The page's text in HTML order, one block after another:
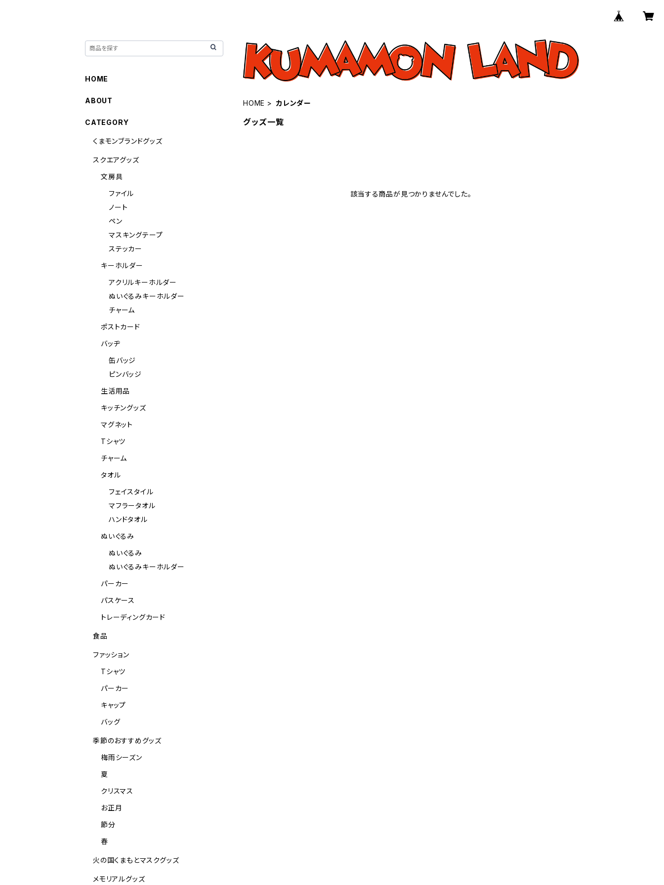
HOME カレンダー
グッズ一覧
該当する商品が見つかりませんでした。
HOME
ABOUT
CATEGORY
くまモンブランドグッズ
スクエアグッズ
文房具
ファイル
ノート
ペン
マスキングテープ
ステッカー
キーホルダー
アクリルキーホルダー
ぬいぐるみキーホルダー
チャーム
ポストカード
バッヂ
缶バッジ
ピンバッジ
生活用品
キッチングッズ
マグネット
Tシャツ
チャーム
タオル
フェイスタイル
マフラータオル
ハンドタオル
ぬいぐるみ
ぬいぐるみ
ぬいぐるみキーホルダー
パーカー
パスケース
トレーディングカード
食品
ファッション
Tシャツ
パーカー
キャップ
バッグ
季節のおすすめグッズ
梅雨シーズン
夏
クリスマス
お正月
節分
春
火の国くまもとマスクグッズ
メモリアルグッズ